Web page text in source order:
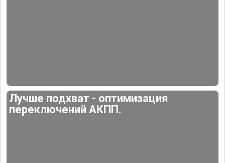
Лучше подхват - оптимизация
переключений АКПП.